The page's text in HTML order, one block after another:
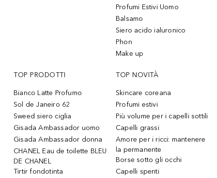
Profumi Estivi Uomo
Balsamo
Siero acido ialuronico
Phon
Make up
TOP PRODOTTI
Bianco Latte Profumo
Sol de Janeiro 62
Sweed siero ciglia
Gisada Ambassador uomo
Gisada Ambassador donna
CHANEL Eau de toilette BLEU
DE CHANEL
Tirtir fondotinta
TOP NOVITÀ
Skincare coreana
Profumi estivi
Più volume per i capelli sottili
Capelli grassi
Amore per i ricci: mantenere
la permanente
Borse sotto gli occhi
Capelli spenti